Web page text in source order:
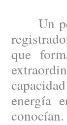
Un
que
energía
conocían.